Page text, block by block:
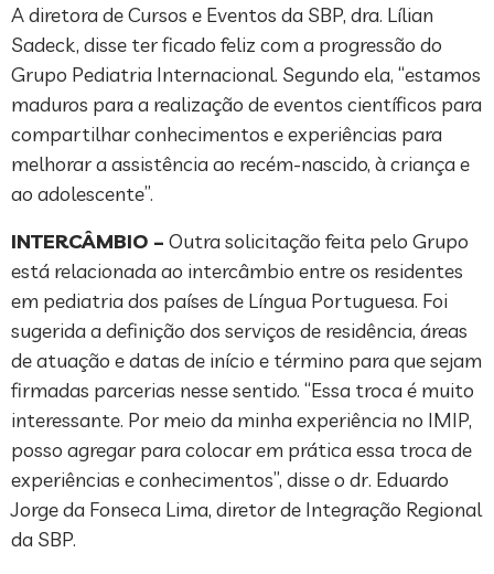
A diretora de Cursos e Eventos da SBP, dra. Lílian
Sadeck, disse ter ficado feliz com a progressão do
Grupo Pediatria Internacional. Segundo ela, “estamos
maduros para a realização de eventos científicos para
compartilhar conhecimentos e experiências para
melhorar a assistência ao recém-nascido, à criança e
ao adolescente”.
INTERCÂMBIO – Outra solicitação feita pelo Grupo
está relacionada ao intercâmbio entre os residentes
em pediatria dos países de Língua Portuguesa. Foi
sugerida a definição dos serviços de residência, áreas
de atuação e datas de início e término para que sejam
firmadas parcerias nesse sentido. “Essa troca é muito
interessante. Por meio da minha experiência no IMIP,
posso agregar para colocar em prática essa troca de
experiências e conhecimentos”, disse o dr. Eduardo
Jorge da Fonseca Lima, diretor de Integração Regional
da SBP.